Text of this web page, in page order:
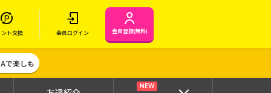
ント交換 会員ログイン 会員登録(無料)
で楽しも
NEW